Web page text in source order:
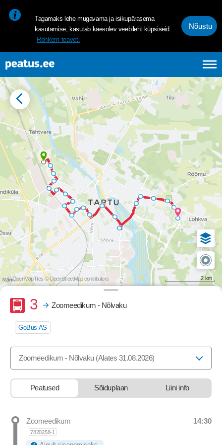
Tagamaks lehe mugavama ja isikupärasema
kasutamise, kasutab käesolev veebileht küpsiseid.
Rohkem teavet.
Nõustu
© OpenMapTiles © OpenStreetMap contributors 2 km
Buss
3 Zoomeedikum - Nõlvaku
GoBus AS
Zoomeedikum - Nõlvaku (Alates 31.08.2026)
Peatused Sõiduplaan Liini info
Zoomeedikum Departure
14:30
7820258-1